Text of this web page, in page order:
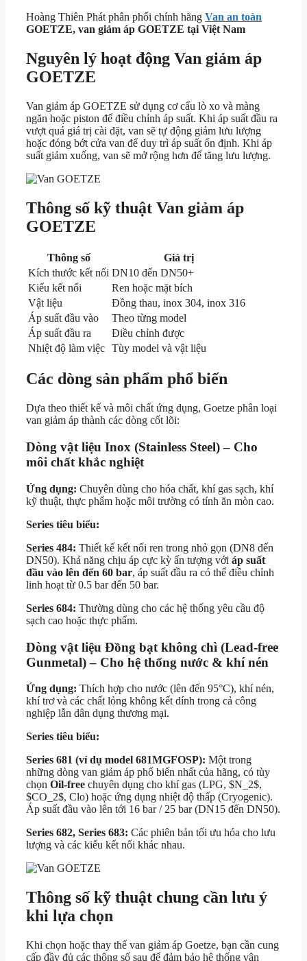
Hoàng Thiên Phát phân phối chính hãng Van an toàn
GOETZE, van giảm áp GOETZE tại Việt Nam
Nguyên lý hoạt động Van giảm áp
GOETZE
Van giảm áp GOETZE sử dụng cơ cấu lò xo và màng
ngăn hoặc piston để điều chỉnh áp suất. Khi áp suất đầu ra
vượt quá giá trị cài đặt, van sẽ tự động giảm lưu lượng
hoặc đóng bớt cửa van để duy trì áp suất ổn định. Khi áp
suất giảm xuống, van sẽ mở rộng hơn để tăng lưu lượng.
Thông số kỹ thuật Van giảm áp
GOETZE
Thông số
Giá trị
Kích thước kết nối DN10 đến DN50+
Kiểu kết nối
Ren hoặc mặt bích
Vật liệu
Đồng thau, inox 304, inox 316
Áp suất đầu vào
Theo từng model
Áp suất đầu ra
Điều chỉnh được
Nhiệt độ làm việc Tùy model và vật liệu
Các dòng sản phẩm phổ biến
Dựa theo thiết kế và môi chất ứng dụng, Goetze phân loại
van giảm áp thành các dòng cốt lõi:
Dòng vật liệu Inox (Stainless Steel) – Cho
môi chất khắc nghiệt
Ứng dụng: Chuyên dùng cho hóa chất, khí gas sạch, khí
kỹ thuật, thực phẩm hoặc môi trường có tính ăn mòn cao.
Series tiêu biểu:
Series 484: Thiết kế kết nối ren trong nhỏ gọn (DN8 đến
DN50). Khả năng chịu áp cực kỳ ấn tượng với áp suất
đầu vào lên đến 60 bar, áp suất đầu ra có thể điều chỉnh
linh hoạt từ 0.5 bar đến 50 bar.
Series 684: Thường dùng cho các hệ thống yêu cầu độ
sạch cao hoặc thực phẩm.
Dòng vật liệu Đồng bạt không chì (Lead-free
Gunmetal) – Cho hệ thống nước & khí nén
Ứng dụng: Thích hợp cho nước (lên đến 95°C), khí nén,
khí trơ và các chất lỏng không kết dính trong cả công
nghiệp lẫn dân dụng thương mại.
Series tiêu biểu:
Series 681 (ví dụ model 681MGFOSP): Một trong
những dòng van giảm áp phổ biến nhất của hãng, có tùy
chọn Oil-free chuyên dụng cho khí gas (LPG, $N_2$,
$CO_2$, Clo) hoặc ứng dụng nhiệt độ thấp (Cryogenic).
Áp suất đầu vào lên tới 16 bar / 25 bar (DN15 đến DN50).
Series 682, Series 683: Các phiên bản tối ưu hóa cho lưu
lượng và các kiểu kết nối khác nhau.
Thông số kỹ thuật chung cần lưu ý
khi lựa chọn
Khi chọn hoặc thay thế van giảm áp Goetze, bạn cần cung
cấp đầy đủ các thông số sau để đảm bảo hệ thống vận